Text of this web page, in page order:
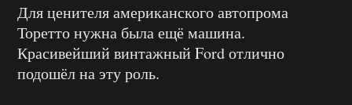
Для ценителя американского автопрома
Торетто нужна была ещё машина.
Красивейший винтажный Ford отлично
подошёл на эту роль.